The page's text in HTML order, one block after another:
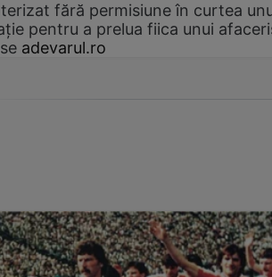
fără permisiune în curtea
pentru a prelua fiica unui
adevarul.ro